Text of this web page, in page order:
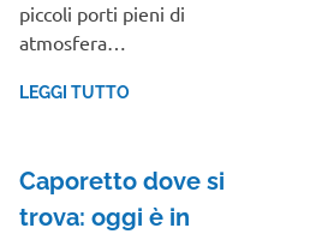
piccoli porti pieni di
atmosfera…
LEGGI TUTTO
Caporetto dove si
trova: oggi è in